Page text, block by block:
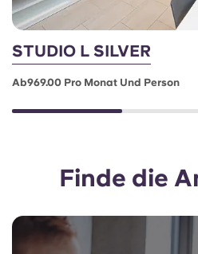
STUDIO L SILVER
Ab969.00 Pro Monat Und Person
Finde die